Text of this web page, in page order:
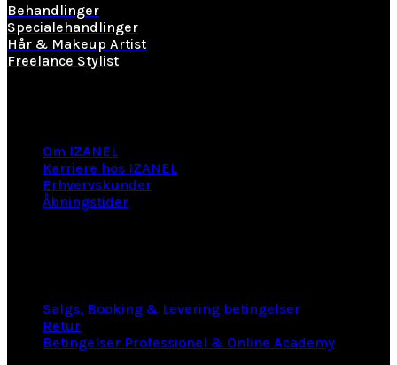
Behandlinger
Specialehandlinger
Hår & Makeup Artist
Freelance Stylist
Om IZANEL
Karriere hos IZANEL
Erhvervskunder
Åbningstider
Salgs, Booking & Levering betingelser
Retur
Betingelser Professionel & Online Academy